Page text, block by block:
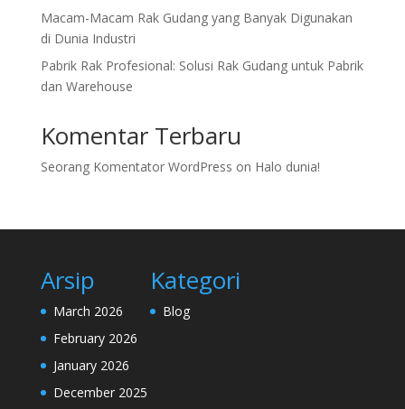
Macam-Macam Rak Gudang yang Banyak Digunakan
di Dunia Industri
Pabrik Rak Profesional: Solusi Rak Gudang untuk Pabrik
dan Warehouse
Komentar Terbaru
Seorang Komentator WordPress on Halo dunia!
Arsip
March 2026
February 2026
January 2026
December 2025
Kategori
Blog